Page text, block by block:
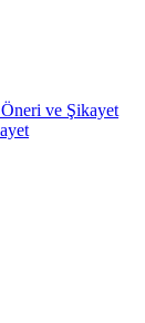
Öneri ve Şikayet